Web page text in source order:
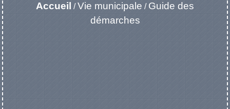
Accueil /Vie municipale / Guide des
démarches